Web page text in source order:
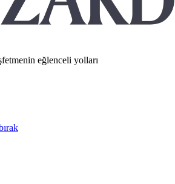
eğlenceli yolları